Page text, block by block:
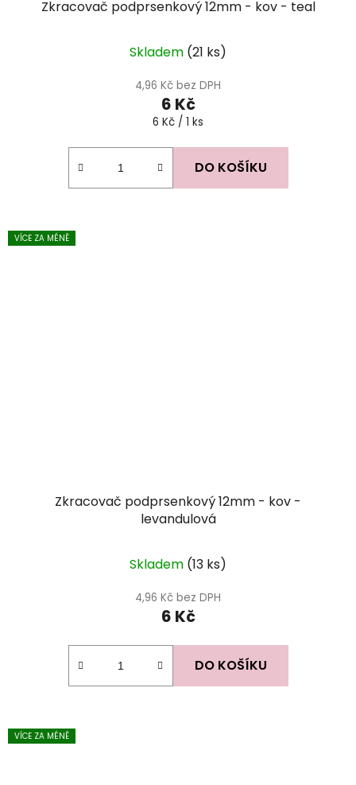
Zkracovač podprsenkový 12mm - kov - teal
Skladem (21 ks)
4,96 Kč bez DPH
6 Kč
Měrná
6 Kč / 1 ks
DO KOŠÍKU
VÍCE ZA MÉNĚ
Zkracovač podprsenkový 12mm - kov -
levandulová
Skladem (13 ks)
4,96 Kč bez DPH
6 Kč
DO KOŠÍKU
VÍCE ZA MÉNĚ